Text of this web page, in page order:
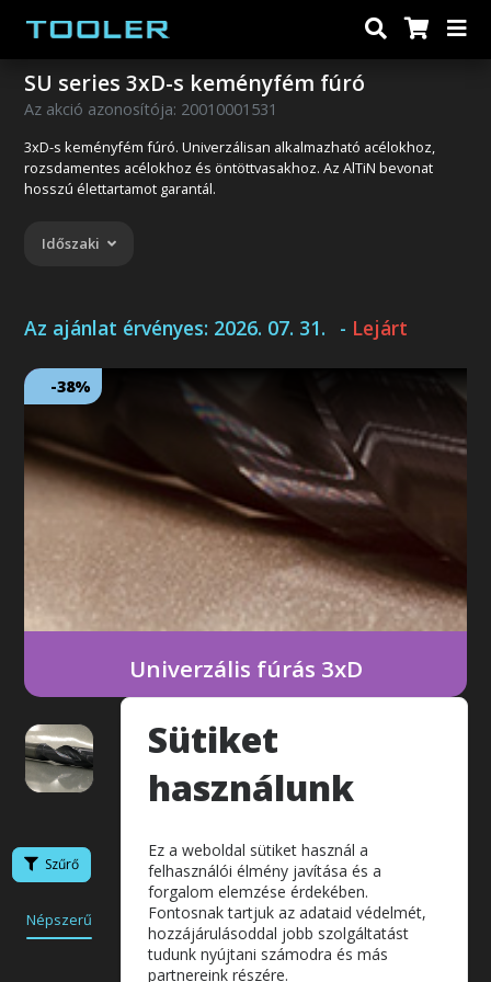
SU series 3xD-s keményfém fúró
Az akció azonosítója: 20010001531
3xD-s keményfém fúró. Univerzálisan alkalmazható acélokhoz,
rozsdamentes acélokhoz és öntöttvasakhoz. Az AlTiN bevonat
hosszú élettartamot garantál.
Időszaki
Az ajánlat érvényes: 2026. 07. 31. - Lejárt
-38%
Következő
Univerzális fúrás 3xD
Szűrő
Népszerű Akciós Legolcsóbb Készlet
Sütiket
használunk
Ez a weboldal sütiket használ a
felhasználói élmény javítása és a
forgalom elemzése érdekében.
Fontosnak tartjuk az adataid védelmét,
hozzájárulásoddal jobb szolgáltatást
tudunk nyújtani számodra és más
partnereink részére.